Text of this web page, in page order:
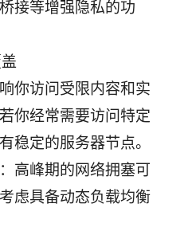
接等增强隐私的功
你访问受限内容和实
你经常需要访问特定
稳定的服务器节点。
高峰期的网络拥塞可
虑具备动态负载均衡